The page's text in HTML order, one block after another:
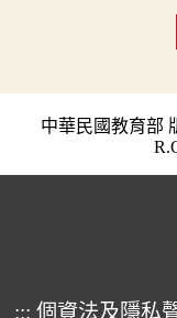
中華民國教育部
::: 個資法及隱私